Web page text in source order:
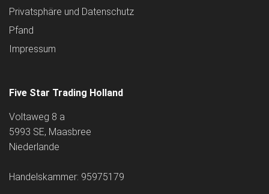
Privatsphäre und Datenschutz
Pfand
Impressum
Five Star Trading Holland
Voltaweg 8 a
5993 SE, Maasbree
Niederlande
Handelskammer: 95975179